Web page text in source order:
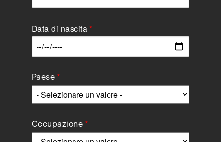
Data di nascita
Paese
Occupazione